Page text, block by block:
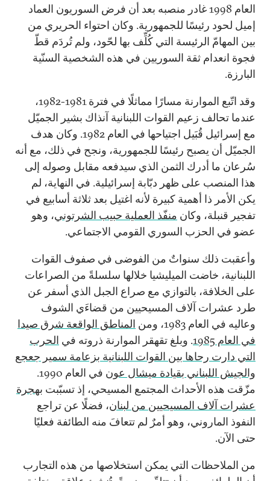
العام 1998 غادر منصبه بعد أن فرض السوريون العماد
إميل لحود رئيسًا للجمهورية. وكان احتواء الحريري من
بين المهامّ الرئيسة التي كُلِّف بها لحّود، ولم تُردَم قطّ
فجوة انعدام ثقة السوريين في هذه الشخصية السنّية
البارزة.
وقد اتّبع الموارنة مسارًا مماثلًا في فترة 1981-1982،
عندما تحالف زعيم القوات اللبنانية آنذاك بشير الجميّل
مع إسرائيل قُبَيل اجتياحها في العام 1982. وكان هدف
الجميّل أن يصبح رئيسًا للجمهورية، ونجح في ذلك، مع أنه
سُرعان ما أدرك الثمن الذي سيدفعه مقابل وصوله إلى
هذا المنصب على ظهر دبّابة إسرائيلية. في النهاية، لم
يكن الأمر ذا أهمية كبيرة لأنه اغتيل بعد ثلاثة أسابيع في
تفجير قنبلة، وكان منفّذ العملية حبيب الشرتوني، وهو
عضو في الحزب السوري القومي الاجتماعي.
وأعقبت ذلك سنواتٌ من الفوضى في صفوف القوات
اللبنانية، خاضت الميليشيا خلالها سلسلةً من الصراعات
على الخلافة، بالتوازي مع صراع الجبل الذي أسفر عن
طرد عشرات آلاف المسيحيين من قضاءَي الشوف
وعاليه في العام 1983، ومن
المناطق الواقعة شرق صيدا
في العام 1985
. وبلغ تقهقر الموارنة ذروته في الحرب
التي دارت رحاها بين القوات اللبنانية بزعامة سمير جعجع
والجيش اللبناني بقيادة ميشال عون
في العام 1990.
مزّقت هذه الأحداث المجتمع المسيحي، إذ تسبّبت بهجرة
عشرات آلاف المسيحيين من لبنان، فضلًا عن تراجع
النفوذ الماروني، وهو أمرٌ لم تتعافَ منه الطائفة فعليًا
حتى الآن.
من الملاحظات التي يمكن استخلاصها من هذه التجارب